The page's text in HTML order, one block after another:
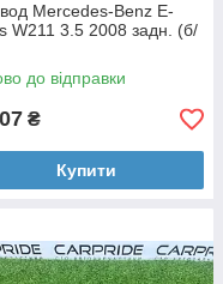
Mercedes-Benz E-
W211 3.5 2008 задн. (б/
до відправки
₴
Купити